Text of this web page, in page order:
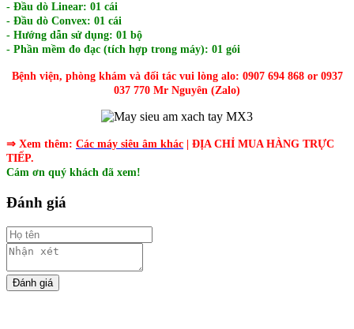
- Đầu dò Linear: 01 cái
- Đầu dò Convex: 01 cái
- Hướng dẫn sử dụng: 01 bộ
- Phần mềm đo đạc (tích hợp trong máy): 01 gói
Bệnh viện, phòng khám và đối tác vui lòng alo: 0907 694 868 or 0937
037 770 Mr Nguyên (Zalo)
⇒ Xem thêm: Các máy siêu âm khác | ĐỊA CHỈ MUA HÀNG TRỰC
TIẾP.
Cám ơn quý khách đã xem!
Đánh giá